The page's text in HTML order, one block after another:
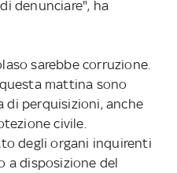
denunciare", ha
sarebbe corruzione.
mattina sono
di perquisizioni, anche
civile.
degli organi inquirenti
a disposizione del